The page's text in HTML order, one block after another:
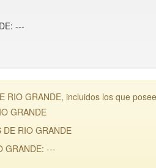
---
RIO GRANDE, incluidos los que
GRANDE
RIO GRANDE
GRANDE: ---